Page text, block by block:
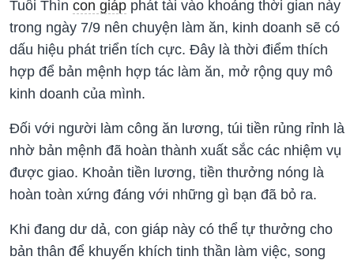
Tuổi Thìn con giáp phát tài vào khoảng thời gian này
trong ngày 7/9 nên chuyện làm ăn, kinh doanh sẽ có
dấu hiệu phát triển tích cực. Đây là thời điểm thích
hợp để bản mệnh hợp tác làm ăn, mở rộng quy mô
kinh doanh của mình.
Đối với người làm công ăn lương, túi tiền rủng rỉnh là
nhờ bản mệnh đã hoàn thành xuất sắc các nhiệm vụ
được giao. Khoản tiền lương, tiền thưởng nóng là
hoàn toàn xứng đáng với những gì bạn đã bỏ ra.
Khi đang dư dả, con giáp này có thể tự thưởng cho
bản thân để khuyến khích tinh thần làm việc, song